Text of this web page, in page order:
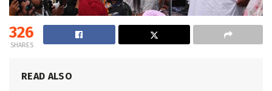
326
SHARES
READ ALSO